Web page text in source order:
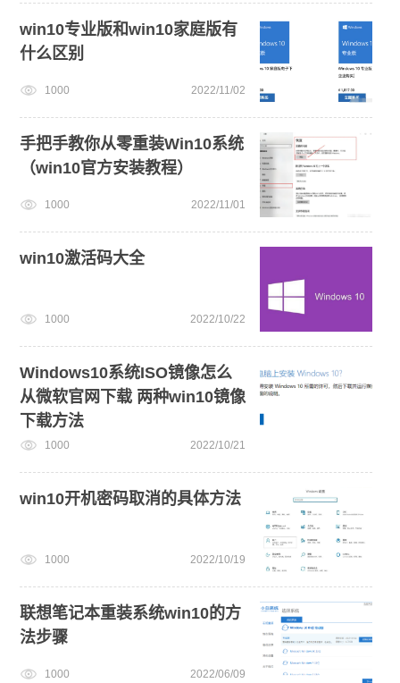
win10专业版和win10家庭版有
什么区别
1000 2022/11/02
手把手教你从零重装Win10系统
（win10官方安装教程）
1000 2022/11/01
win10激活码大全
1000 2022/10/22
Windows10系统ISO镜像怎么
从微软官网下载 两种win10镜像
下载方法
1000 2022/10/21
win10开机密码取消的具体方法
1000 2022/10/19
联想笔记本重装系统win10的方
法步骤
1000 2022/06/09